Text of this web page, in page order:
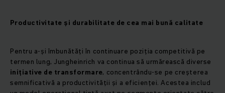
Productivitate și durabilitate de cea mai bună calitate
Pentru a-și îmbunătăți în continuare poziția competitivă pe
termen lung, Jungheinrich va continua să urmărească diverse
inițiative de transformare, concentrându-se pe creșterea
semnificativă a productivității și a eficienței. Acestea includ